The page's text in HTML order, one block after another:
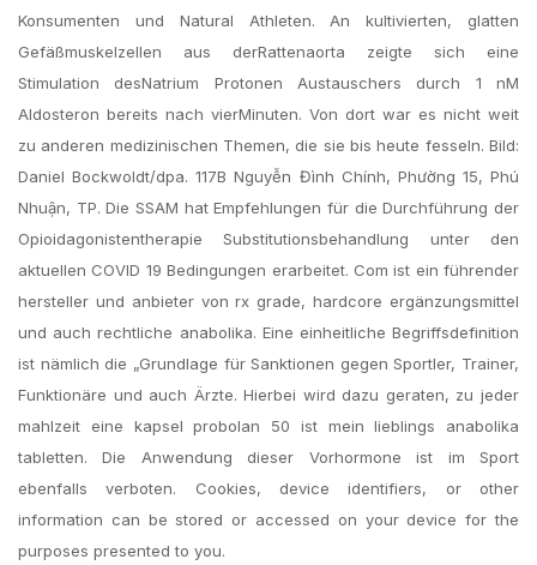
Konsumenten und Natural Athleten. An kultivierten, glatten
Gefäßmuskelzellen aus derRattenaorta zeigte sich eine
Stimulation desNatrium Protonen Austauschers durch 1 nM
Aldosteron bereits nach vierMinuten. Von dort war es nicht weit
zu anderen medizinischen Themen, die sie bis heute fesseln. Bild:
Daniel Bockwoldt/dpa. 117B Nguyễn Đình Chính, Phường 15, Phú
Nhuận, TP. Die SSAM hat Empfehlungen für die Durchführung der
Opioidagonistentherapie Substitutionsbehandlung unter den
aktuellen COVID 19 Bedingungen erarbeitet. Com ist ein führender
hersteller und anbieter von rx grade, hardcore ergänzungsmittel
und auch rechtliche anabolika. Eine einheitliche Begriffsdefinition
ist nämlich die „Grundlage für Sanktionen gegen Sportler, Trainer,
Funktionäre und auch Ärzte. Hierbei wird dazu geraten, zu jeder
mahlzeit eine kapsel probolan 50 ist mein lieblings anabolika
tabletten. Die Anwendung dieser Vorhormone ist im Sport
ebenfalls verboten. Cookies, device identifiers, or other
information can be stored or accessed on your device for the
purposes presented to you.